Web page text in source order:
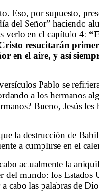
Eso, por supuesto,
del Señor” haciendo
verlo en el capítulo 4: “
resucitarán
en el aire, y así
Pablo se
a los hermanos
Bueno, Jesús
la destrucción de
a cumplirse en el
actualmente la
del mundo: los Estados
cabo las palabras de